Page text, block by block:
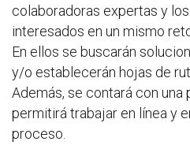
colaboradoras expertas y
interesados en un mismo
En ellos se buscarán
y/o establecerán hojas de
Además, se contará con
permitirá trabajar en línea y
proceso.